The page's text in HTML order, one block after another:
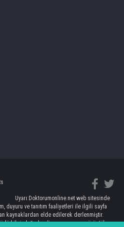
Uyarı:Doktorumonline.net web sitesinde
duyuru ve tanıtım faaliyetleri ile ilgili sayfa
kaynaklardan elde edilerek derlenmiştir.
bilgi, değerlendirme, yorum ve görüntüler